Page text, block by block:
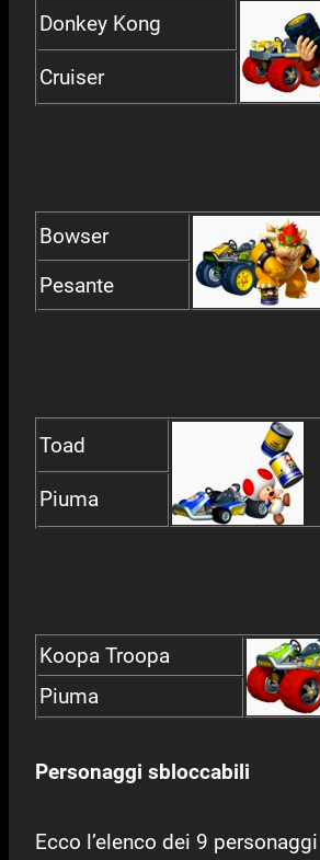
Donkey Kong
Cruiser
Bowser
Pesante
Toad
Piuma
Koopa Troopa
Piuma
Personaggi sbloccabili
Ecco l’elenco dei 9